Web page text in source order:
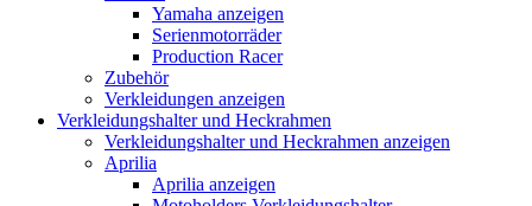
Yamaha anzeigen
Serienmotorräder
Production Racer
Zubehör
Verkleidungen anzeigen
Verkleidungshalter und Heckrahmen
Verkleidungshalter und Heckrahmen anzeigen
Aprilia
Aprilia anzeigen